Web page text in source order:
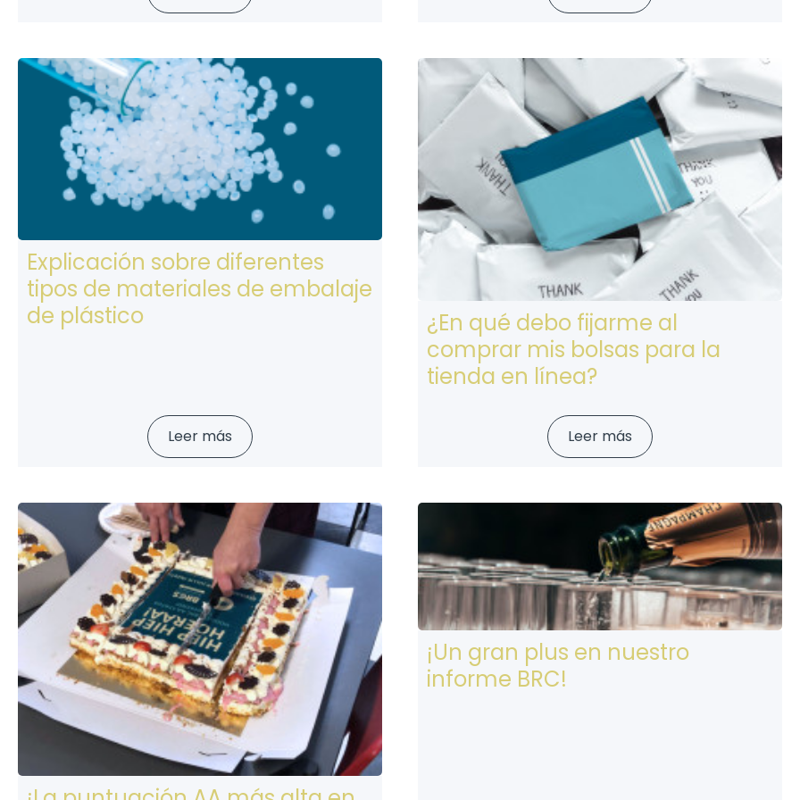
Explicación sobre diferentes
tipos de materiales de embalaje
de plástico
Leer más
¿En qué debo fijarme al
comprar mis bolsas para la
tienda en línea?
Leer más
¡Un gran plus en nuestro
informe BRC!